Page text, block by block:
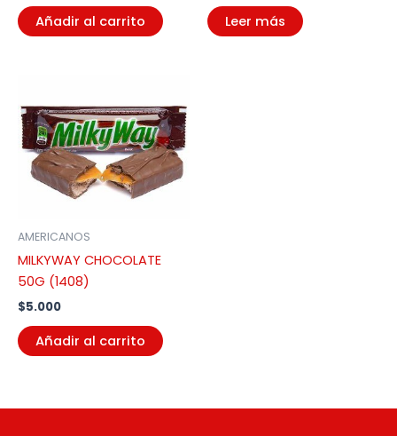
Añadir al carrito Leer más
AMERICANOS
MILKYWAY CHOCOLATE
50G (1408)
$5.000
Añadir al carrito